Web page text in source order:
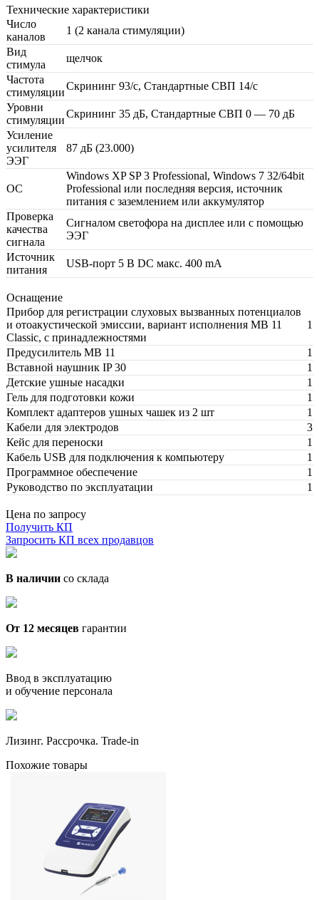
Технические характеристики
Число
каналов
1 (2 канала стимуляции)
Вид
стимула
щелчок
Частота
стимуляции
Скрининг 93/с, Стандартные СВП 14/с
Уровни
стимуляции
Скрининг 35 дБ, Стандартные СВП 0 — 70 дБ
Усиление
усилителя
ЭЭГ
87 дБ (23.000)
OC
Windows XP SP 3 Professional, Windows 7 32/64bit
Professional или последняя версия, источник
питания с заземлением или аккумулятор
Проверка
качества
сигнала
Сигналом светофора на дисплее или с помощью
ЭЭГ
Источник
питания
USB-порт 5 В DC макс. 400 mA
Оснащение
Прибор для регистрации слуховых вызванных потенциалов
и отоакустической эмиссии, вариант исполнения MB 11
Classic, с принадлежностями
1
Предусилитель MB 11
1
Вставной наушник IP 30
1
Детские ушные насадки
1
Гель для подготовки кожи
1
Комплект адаптеров ушных чашек из 2 шт
1
Кабели для электродов
3
Кейс для переноски
1
Кабель USB для подключения к компьютеру
1
Программное обеспечение
1
Руководство по эксплуатации
1
Цена по запросу
Получить КП
Запросить КП всех продавцов
В наличии со склада
От 12 месяцев гарантии
Ввод в эксплуатацию
и обучение персонала
Лизинг. Рассрочка. Trade-in
Похожие товары